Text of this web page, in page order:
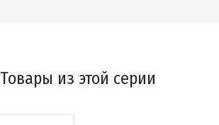
Товары из этой серии